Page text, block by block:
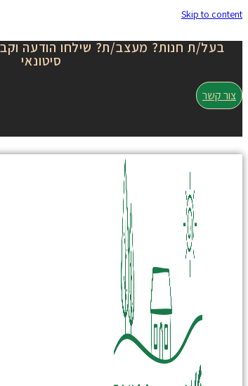
Skip to content
בעל/ת חנות? מעצב/ת? שילחו הודעה
סיטונאי
צור קשר